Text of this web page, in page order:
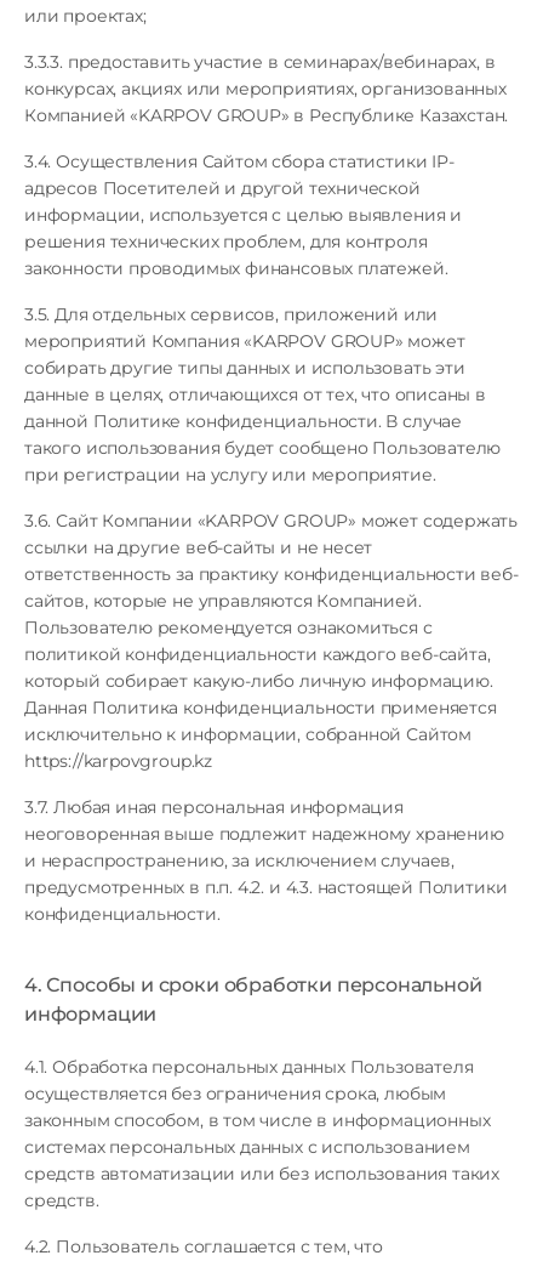
или проектах;
3.3.3. предоставить участие в семинарах/вебинарах, в
конкурсах, акциях или мероприятиях, организованных
Компанией «KARPOV GROUP» в Республике Казахстан.
3.4. Осуществления Сайтом сбора статистики IP-
адресов Посетителей и другой технической
информации, используется с целью выявления и
решения технических проблем, для контроля
законности проводимых финансовых платежей.
3.5. Для отдельных сервисов, приложений или
мероприятий Компания «KARPOV GROUP» может
собирать другие типы данных и использовать эти
данные в целях, отличающихся от тех, что описаны в
данной Политике конфиденциальности. В случае
такого использования будет сообщено Пользователю
при регистрации на услугу или мероприятие.
3.6. Сайт Компании «KARPOV GROUP» может содержать
ссылки на другие веб-сайты и не несет
ответственность за практику конфиденциальности веб-
сайтов, которые не управляются Компанией.
Пользователю рекомендуется ознакомиться с
политикой конфиденциальности каждого веб-сайта,
который собирает какую-либо личную информацию.
Данная Политика конфиденциальности применяется
исключительно к информации, собранной Сайтом
https://karpovgroup.kz
3.7. Любая иная персональная информация
неоговоренная выше подлежит надежному хранению
и нераспространению, за исключением случаев,
предусмотренных в п.п. 4.2. и 4.3. настоящей Политики
конфиденциальности.
4. Способы и сроки обработки персональной
информации
4.1. Обработка персональных данных Пользователя
осуществляется без ограничения срока, любым
законным способом, в том числе в информационных
системах персональных данных с использованием
средств автоматизации или без использования таких
средств.
4.2. Пользователь соглашается с тем, что